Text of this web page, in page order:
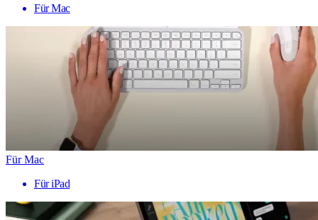
Für Mac
Für Mac
Für iPad